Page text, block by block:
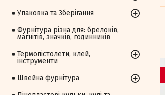
Упаковка та Зберігання
Фурнітура різна для: брелоків,
магнітів, значків, годинників
Термопістолети, клей,
інструменти
Швейна фурнітура